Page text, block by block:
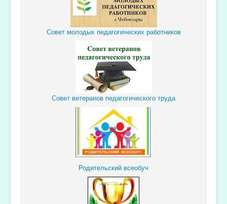
Совет молодых педагогических работников
Совет ветеранов педагогического труда
Родительский всеобуч